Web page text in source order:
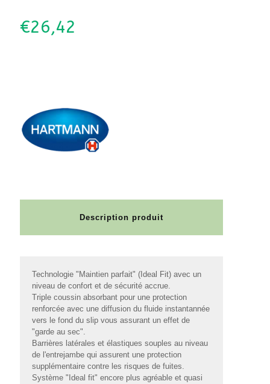
€26,42
Description produit
Technologie "Maintien parfait" (Ideal Fit) avec un
niveau de confort et de sécurité accrue.
Triple coussin absorbant pour une protection
renforcée avec une diffusion du fluide instantannée
vers le fond du slip vous assurant un effet de
"garde au sec".
Barrières latérales et élastiques souples au niveau
de l'entrejambe qui assurent une protection
supplémentaire contre les risques de fuites.
Système "Ideal fit" encore plus agréable et quasi